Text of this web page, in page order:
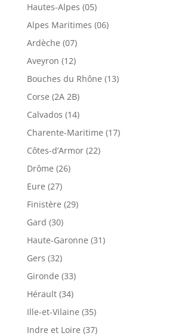
Hautes-Alpes (05)
Alpes Maritimes (06)
Ardèche (07)
Aveyron (12)
Bouches du Rhône (13)
Corse (2A 2B)
Calvados (14)
Charente-Maritime (17)
Côtes-d’Armor (22)
Drôme (26)
Eure (27)
Finistère (29)
Gard (30)
Haute-Garonne (31)
Gers (32)
Gironde (33)
Hérault (34)
Ille-et-Vilaine (35)
Indre et Loire (37)